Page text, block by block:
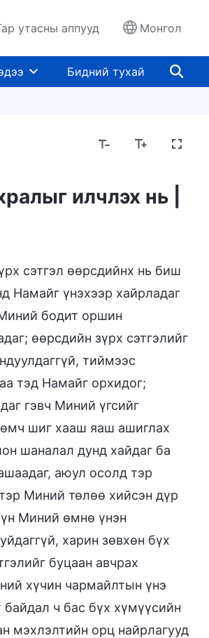
утасны аппууд Монгол
Бидний тухай
илчлэх нь |
сэтгэл өөрсдийнх нь биш
Намайг үнэхээр хайрладаг
бодит оршин
өөрсдийн зүрх сэтгэлийг
тиймээс
тэд Намайг орхидог;
гэвч Миний үгсийг
өмч шиг хааш яаш ашиглах
шаналал дунд хайдаг ба
аюул осолд тэр
Миний төлөө хийсэн дүр
Миний өмнө үнэн
харин зөвхөн бүх
буцаан авчрах
хүчин чармайлтын үнэ
байдал ч бас бүх хүмүүсийн
мэхлэлтийн орц найрлагууд